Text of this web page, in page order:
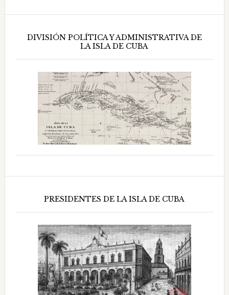
DIVISIÓN POLÍTICA Y ADMINISTRATIVA DE
LA ISLA DE CUBA
PRESIDENTES DE LA ISLA DE CUBA